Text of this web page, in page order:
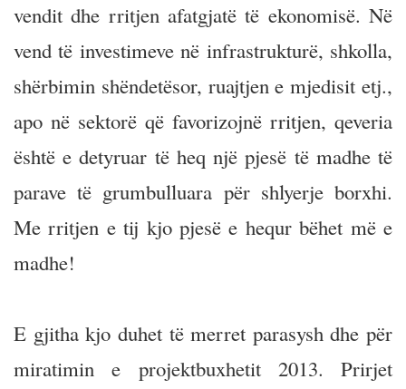
vendit dhe rritjen afatgjatë të ekonomisë. Në
vend të investimeve në infrastrukturë, shkolla,
shërbimin shëndetësor, ruajtjen e mjedisit etj.,
apo në sektorë që favorizojnë rritjen, qeveria
është e detyruar të heq një pjesë të madhe të
parave të grumbulluara për shlyerje borxhi.
Me rritjen e tij kjo pjesë e hequr bëhet më e
madhe!
E gjitha kjo duhet të merret parasysh dhe për
miratimin e projektbuxhetit 2013. Prirjet